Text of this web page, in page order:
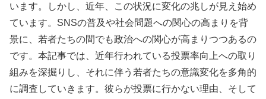
います。しかし、近年、この状況に変化の兆しが見え始め
ています。SNSの普及や社会問題への関心の高まりを背
景に、若者たちの間でも政治への関心が高まりつつあるの
です。本記事では、近年行われている投票率向上への取り
組みを深掘りし、それに伴う若者たちの意識変化を多角的
に調査していきます。彼らが投票に行かない理由、そして